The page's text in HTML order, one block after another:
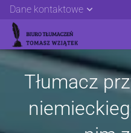
Dane kontaktowe
Tłumacz